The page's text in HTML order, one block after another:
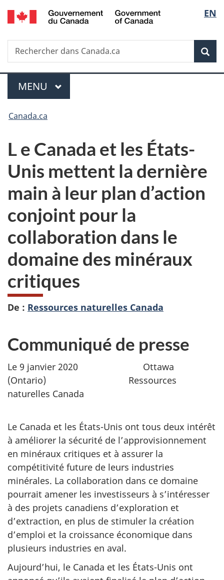
Passer
au
principal
Passer
à
Au
du
Passer
à
version
simplifiée
de
la
EN
Recherche
Rechercher
dans
Menu
MENU PRINCIPAL
Vous
ici :
Canada.ca
Le Canada et les États-
Unis mettent la dernière
main à leur plan d’action
conjoint pour la
collaboration dans le
domaine des minéraux
critiques
De : Ressources naturelles Canada
Communiqué de presse
Le 9 janvier 2020
Ottawa
(Ontario) Ressources
naturelles Canada
Le Canada et les États-Unis ont tous deux intérêt
à améliorer la sécurité de l’approvisionnement
en minéraux critiques et à assurer la
compétitivité future de leurs industries
minérales. La collaboration dans ce domaine
pourrait amener les investisseurs à s’intéresser
à des projets canadiens d’exploration et
d’extraction, en plus de stimuler la création
d’emploi et la croissance économique dans
plusieurs industries en aval.
Aujourd’hui, le Canada et les États-Unis ont